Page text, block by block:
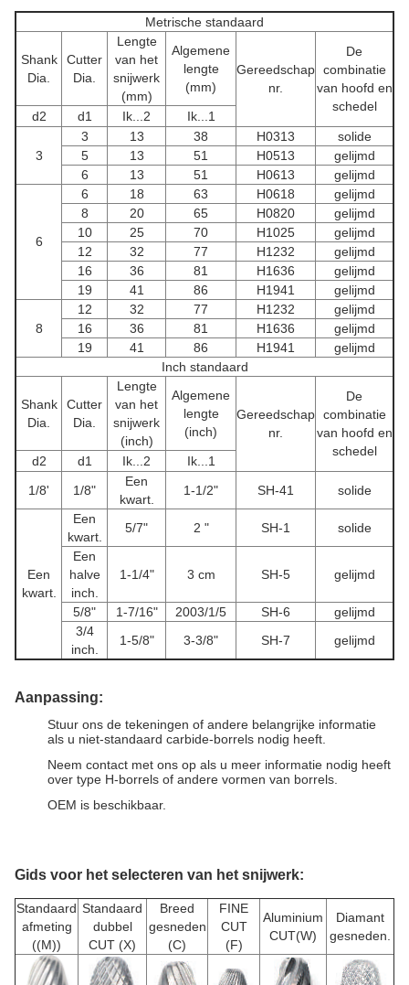
Metrische standaard
Shank
Dia.
Cutter
Dia.
Lengte
van het
snijwerk
(mm)
Algemene
lengte
(mm)
Gereedschap
nr.
De
combinatie
van hoofd en
schedel
d2 d1 Ik... 2 Ik... 1
3
3 13 38 H0313
solide
5
13 51 H0513
gelijmd
6
13 51 H0613 gelijmd
6
6 18 63 H0618
gelijmd
8
20 65 H0820
gelijmd
10
25 70 H1025
gelijmd
12
32 77 H1232
gelijmd
16
36 81 H1636
gelijmd
19
41 86 H1941 gelijmd
8
12 32 77 H1232
gelijmd
16
36 81 H1636
gelijmd
19
41 86 H1941
gelijmd
Inch standaard
Shank
Dia.
Cutter
Dia.
Lengte
van het
snijwerk
(inch)
Algemene
lengte
(inch)
Gereedschap
nr.
De
combinatie
van hoofd en
schedel
d2 d1 Ik... 2 Ik... 1
1/8'
1/8"
Een
kwart.
1-1/2" SH-41 solide
Een
kwart.
Een
kwart.
5/7" 2 " SH-1
solide
Een
halve
inch.
1-1/4" 3 cm SH-5 gelijmd
5/8" 1-7/16" 2003/1/5 SH-6
gelijmd
3/4
inch.
1-5/8" 3-3/8" SH-7 gelijmd
Aanpassing:
Stuur ons de tekeningen of andere belangrijke informatie
als u niet-standaard carbide-borrels nodig heeft.
Neem contact met ons op als u meer informatie nodig heeft
over type H-borrels of andere vormen van borrels.
OEM is beschikbaar.
Gids voor het selecteren van het snijwerk:
Standaard
afmeting
((M))
Standaard
dubbel
CUT (X)
Breed
gesneden
(C)
FINE
CUT
(F)
Aluminium
CUT(W)
Diamant
gesneden.